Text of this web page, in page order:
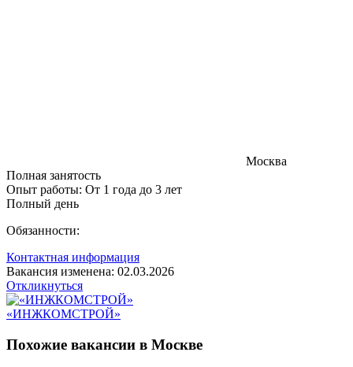
Москва
Полная занятость
Опыт работы: От 1 года до 3 лет
Полный день
Обязанности:
Контактная информация
Вакансия изменена: 02.03.2026
Откликнуться
«ИНЖКОМСТРОЙ»
Похожие вакансии в Москве